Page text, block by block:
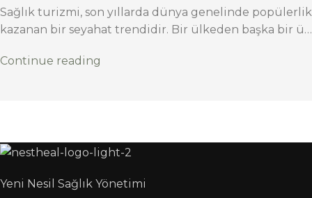
Sağlık turizmi, son yıllarda dünya genelinde popülerlik
kazanan bir seyahat trendidir. Bir ülkeden başka bir ü…
Continue reading
Yeni Nesil Sağlık Yönetimi